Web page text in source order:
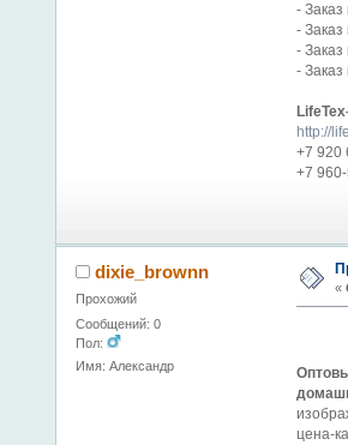
-
-
-
- Заказ
http://
+7 920
+7
dixie_brownn
Прохожий
Сообщений: 0
Пол:
Имя: Александр
«
цена-